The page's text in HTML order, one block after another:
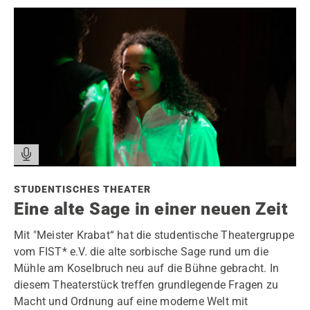
STUDENTISCHES THEATER
Eine alte Sage in einer neuen Zeit
Mit "Meister Krabat“ hat die studentische Theatergruppe
vom FIST* e.V. die alte sorbische Sage rund um die
Mühle am Koselbruch neu auf die Bühne gebracht. In
diesem Theaterstück treffen grundlegende Fragen zu
Macht und Ordnung auf eine moderne Welt mit